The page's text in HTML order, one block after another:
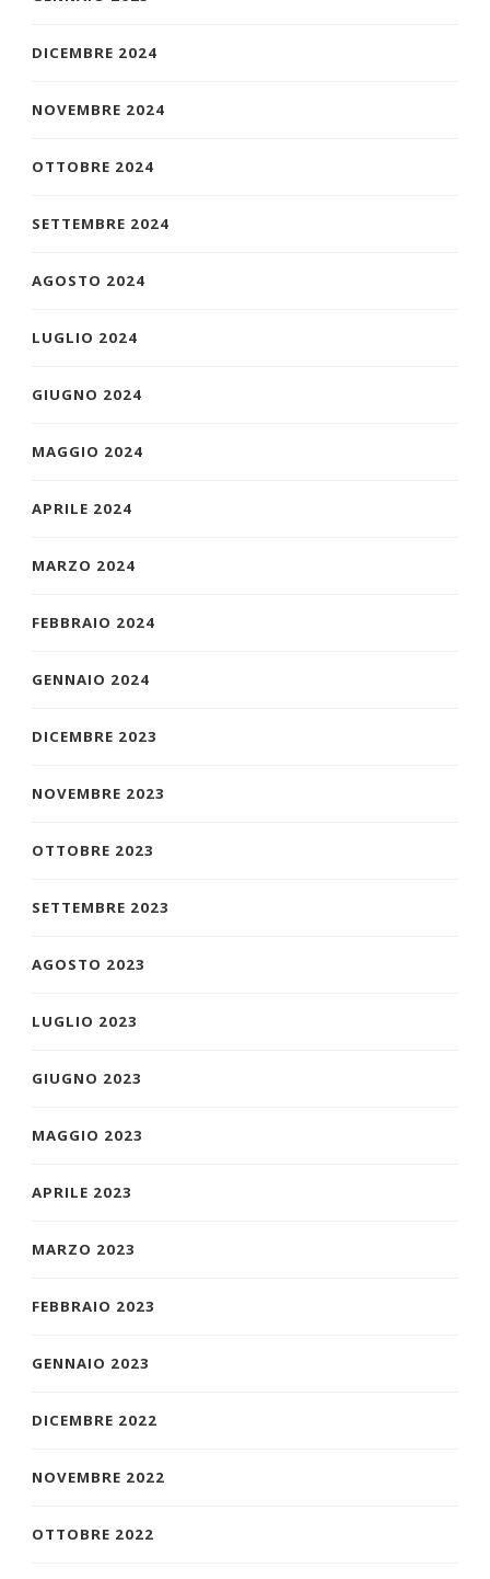
DICEMBRE 2024
NOVEMBRE 2024
OTTOBRE 2024
SETTEMBRE 2024
AGOSTO 2024
LUGLIO 2024
GIUGNO 2024
MAGGIO 2024
APRILE 2024
MARZO 2024
FEBBRAIO 2024
GENNAIO 2024
DICEMBRE 2023
NOVEMBRE 2023
OTTOBRE 2023
SETTEMBRE 2023
AGOSTO 2023
LUGLIO 2023
GIUGNO 2023
MAGGIO 2023
APRILE 2023
MARZO 2023
FEBBRAIO 2023
GENNAIO 2023
DICEMBRE 2022
NOVEMBRE 2022
OTTOBRE 2022